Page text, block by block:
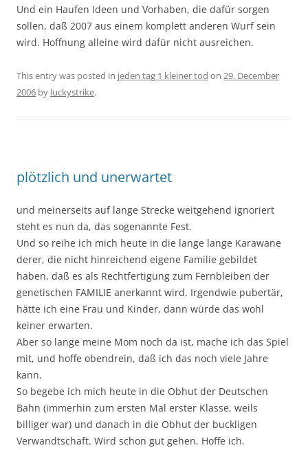
Und ein Haufen Ideen und Vorhaben, die dafür sorgen
sollen, daß 2007 aus einem komplett anderen Wurf sein
wird. Hoffnung alleine wird dafür nicht ausreichen.
This entry was posted in jeden tag 1 kleiner tod on 29. December
2006 by luckystrike.
plötzlich und unerwartet
und meinerseits auf lange Strecke weitgehend ignoriert
steht es nun da, das sogenannte Fest.
Und so reihe ich mich heute in die lange lange Karawane
derer, die nicht hinreichend eigene Familie gebildet
haben, daß es als Rechtfertigung zum Fernbleiben der
genetischen FAMILIE anerkannt wird. Irgendwie pubertär,
hätte ich eine Frau und Kinder, dann würde das wohl
keiner erwarten.
Aber so lange meine Mom noch da ist, mache ich das Spiel
mit, und hoffe obendrein, daß ich das noch viele Jahre
kann.
So begebe ich mich heute in die Obhut der Deutschen
Bahn (immerhin zum ersten Mal erster Klasse, weils
billiger war) und danach in die Obhut der buckligen
Verwandtschaft. Wird schon gut gehen. Hoffe ich.